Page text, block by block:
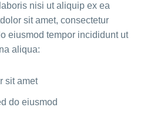
nisi ut aliquip ex ea
sit amet, consectetur
eiusmod tempor incididunt ut
aliqua:
sit amet
do eiusmod